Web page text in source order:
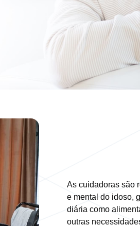
As cuidadoras são
e mental do idoso,
diária como
outras